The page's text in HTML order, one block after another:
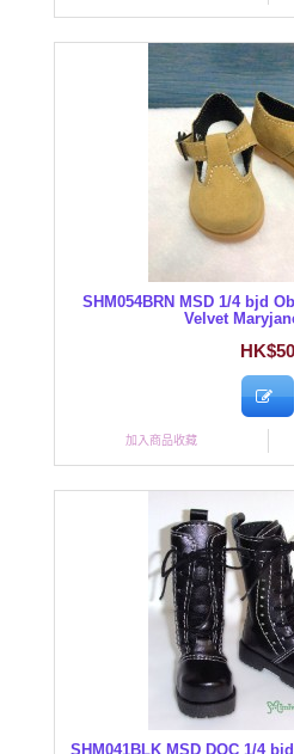
SHM054BRN MSD 1/4 bjd
Velvet
HK$50
加入商品收藏
SHM041BLK MSD DOC 1/4